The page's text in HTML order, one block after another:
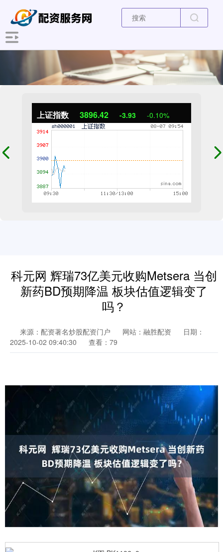
上证指数 3895.72 -4.63 -0.12%
科元网 辉瑞73亿美元收购Metsera 当创
新药BD预期降温 板块估值逻辑变了
吗？
来源：配资著名炒股配资门户 网站：融胜配资
日期：
2025-10-02 09:40:30
查看：79